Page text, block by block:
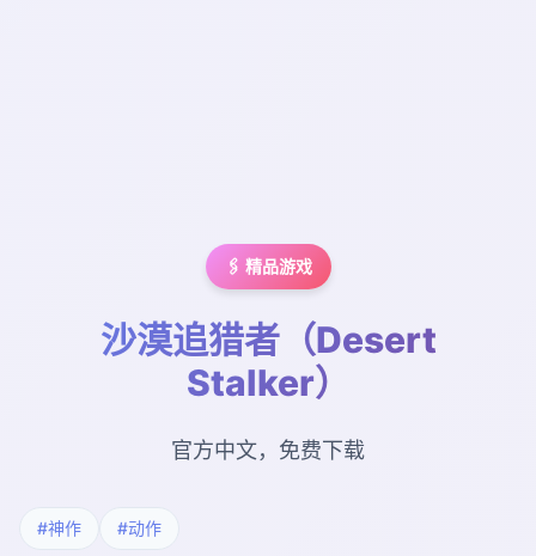
🖇️ 精品游戏
沙漠追猎者（Desert
Stalker）
官方中文，免费下载
#神作 #动作